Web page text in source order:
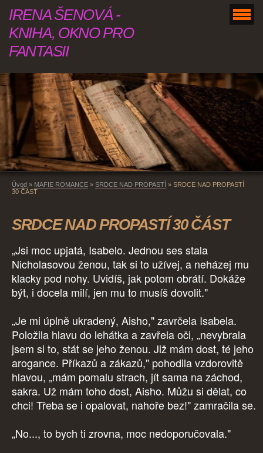
IRENA ŠENOVÁ -
KNIHA, OKNO PRO
FANTASII
Úvod » MAFIE ROMANCE » SRDCE NAD PROPASTÍ » SRDCE NAD PROPASTÍ
30 ČÁST
SRDCE NAD PROPASTÍ 30 ČÁST
„Jsi moc upjatá, Isabelo. Jednou ses stala
Nicholasovou ženou, tak si to užívej, a neházej mu
klacky pod nohy. Uvidíš, jak potom obrátí. Dokáže
být, i docela milí, jen mu to musíš dovolit."
„Je mi úplně ukradený, Aisho," zavrčela Isabela.
Položila hlavu do lehátka a zavřela oči, „nevybrala
jsem si to, stát se jeho ženou. Již mám dost, té jeho
arogance. Příkazů a zákazů," pohodila vzdorovitě
hlavou, „mám pomalu strach, jít sama na záchod,
sakra. Už mám toho dost, Aisho. Můžu si dělat, co
chci! Třeba se i opalovat, nahoře bez!" zamračila se.
„No..., to bych ti zrovna, moc nedoporučovala."